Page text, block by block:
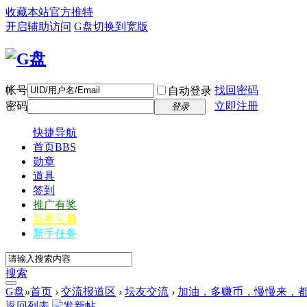
收藏本站官方推特
开启辅助访问 G盘切换到宽版
帐号 自动登录 找回密码
密码
登录 立即注册
快捷导航
首页BBS
勋章
道具
签到
推广有奖
新手宝典
新手任务
搜索
G盘»首页 › 交流报道区 › 坛友交流 › 加油，多赚币，慢慢来，